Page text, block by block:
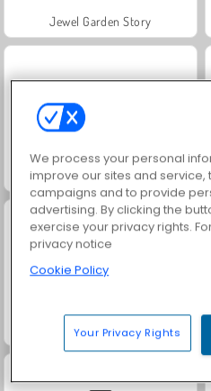
Jewel Garden Story
Scala 40
Farm Merge Valley
We process your personal
improve our sites and service,
campaigns and to provide
advertising. By clicking the
exercise your privacy rights.
privacy notice
Cookie Policy
Your Privacy Rights